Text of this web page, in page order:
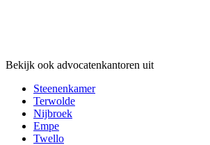
Bekijk ook advocatenkantoren uit
Steenenkamer
Terwolde
Nijbroek
Empe
Twello